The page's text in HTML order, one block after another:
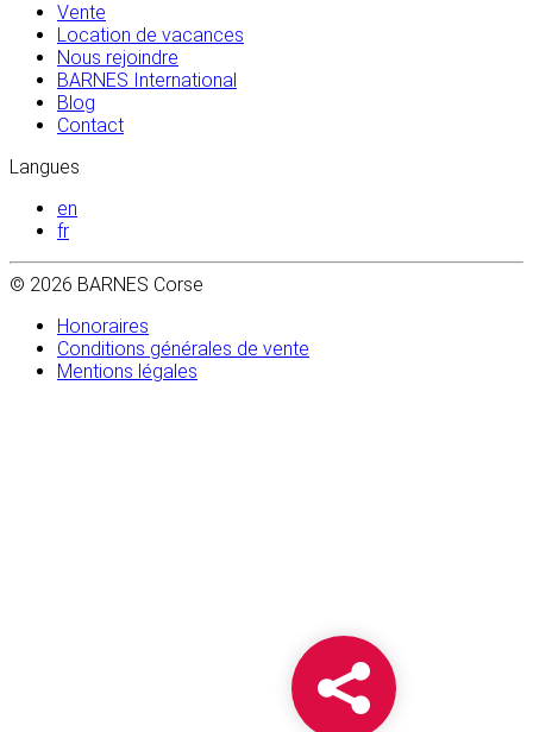
Vente
Location de vacances
Nous rejoindre
BARNES International
Blog
Contact
Langues
en
fr
© 2026 BARNES Corse
Honoraires
Conditions générales de vente
Mentions légales